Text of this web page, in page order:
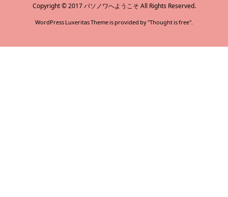
Copyright ©2017 パソノワへようこそ All Rights Reserved.
WordPress Luxeritas Theme is provided by "Thought is free".